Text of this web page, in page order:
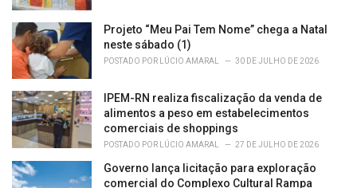
Projeto “Meu Pai Tem Nome” chega a Natal
neste sábado (1)
POSTADO POR LÚCIO AMARAL 30 DE JULHO DE 2026
IPEM-RN realiza fiscalização da venda de
alimentos a peso em estabelecimentos
comerciais de shoppings
POSTADO POR LÚCIO AMARAL 27 DE JULHO DE 2026
Governo lança licitação para exploração
comercial do Complexo Cultural Rampa